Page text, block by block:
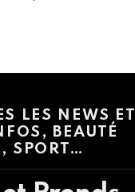
LES NEWS ET
BEAUTÉ
SPORT…